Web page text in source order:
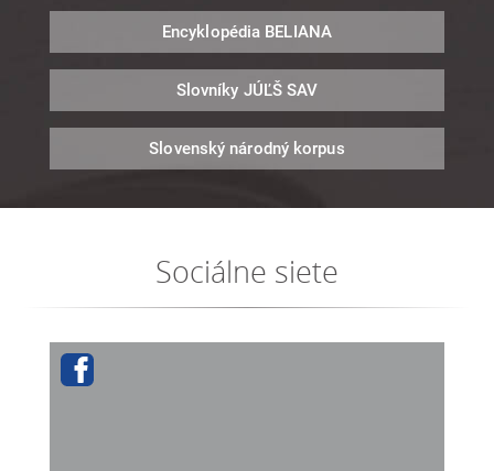
Encyklopédia BELIANA
Slovníky JÚĽŠ SAV
Slovenský národný korpus
Sociálne siete